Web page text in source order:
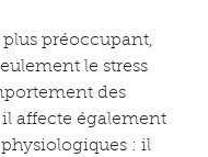
plus préoccupant,
le stress
des
affecte également
: il